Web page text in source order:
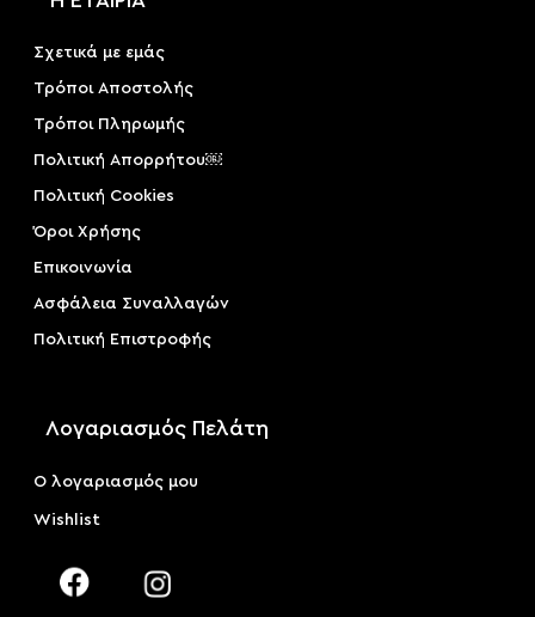
Σχετικά με εμάς
Τρόποι Αποστολής
Τρόποι Πληρωμής
Πολιτική Απορρήτου￼
Πολιτική Cookies
Όροι Χρήσης
Επικοινωνία
Ασφάλεια Συναλλαγών
Πολιτική Επιστροφής
Λογαριασμός Πελάτη
Ο λογαριασμός μου
Wishlist